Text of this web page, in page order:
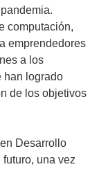
computación,
emprendedores
a los
han logrado
de los objetivos
Desarrollo
una vez